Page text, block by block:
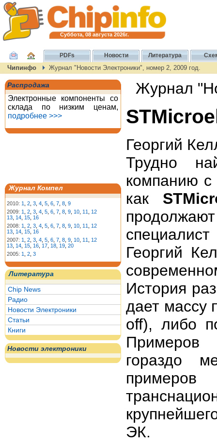
Суббота, 08 августа 2026г.
PDFs Новости Литература
Чипинфо Журнал "Новости Электроники", номер 2, 2009 год.
Распродажа
Электронные компоненты со
склада по низким ценам,
подробнее >>>
Журнал Компел
2010: 1 2 3 4 5 6 7 8 9
2009: 1 2 3 4 5 6 7 8 9 10 11
12
13 14 15 16
2008: 1 2 3 4 5 6 7 8 9 10 11
12
13 14 15 16
2007: 1 2 3 4 5 6 7 8 9 10 11
12
13 14 15 16 17 18 19 20
2005: 1 2 3
Литература
Chip News
Радио
Новости Электроники
Статьи
Книги
Новости электроники
Журнал
Георгий
Трудно
компанию
как
Георгий
История
дает массу
off), либо
Примеров
гораздо
ЭК.